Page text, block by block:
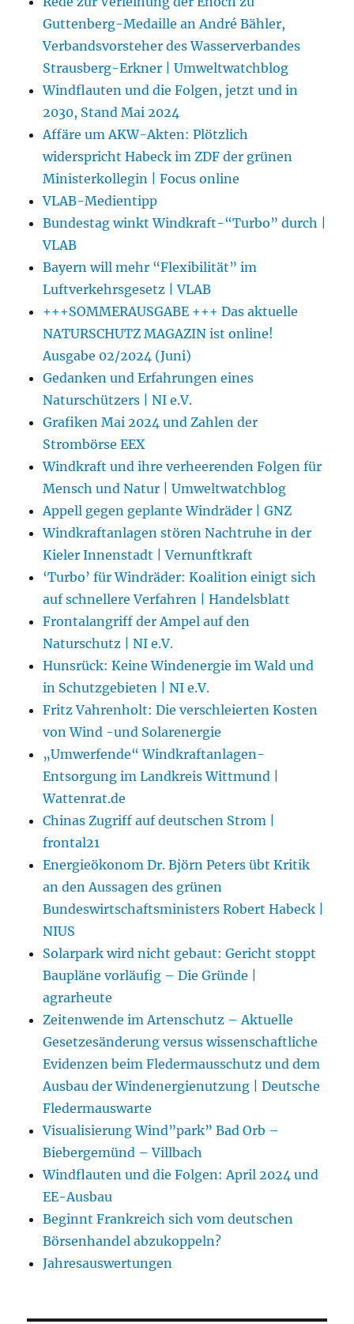
Guttenberg-Medaille an André Bähler,
Verbandsvorsteher des Wasserverbandes
Strausberg-Erkner | Umweltwatchblog
Windflauten und die Folgen, jetzt und in
2030, Stand Mai 2024
Affäre um AKW-Akten: Plötzlich
widerspricht Habeck im ZDF der grünen
Ministerkollegin | Focus online
VLAB-Medientipp
Bundestag winkt Windkraft-“Turbo” durch |
VLAB
Bayern will mehr “Flexibilität” im
Luftverkehrsgesetz | VLAB
+++SOMMERAUSGABE +++ Das aktuelle
NATURSCHUTZ MAGAZIN ist online!
Ausgabe 02/2024 (Juni)
Gedanken und Erfahrungen eines
Naturschützers | NI e.V.
Grafiken Mai 2024 und Zahlen der
Strombörse EEX
Windkraft und ihre verheerenden Folgen für
Mensch und Natur | Umweltwatchblog
Appell gegen geplante Windräder | GNZ
Windkraftanlagen stören Nachtruhe in der
Kieler Innenstadt | Vernunftkraft
‘Turbo’ für Windräder: Koalition einigt sich
auf schnellere Verfahren | Handelsblatt
Frontalangriff der Ampel auf den
Naturschutz | NI e.V.
Hunsrück: Keine Windenergie im Wald und
in Schutzgebieten | NI e.V.
Fritz Vahrenholt: Die verschleierten Kosten
von Wind -und Solarenergie
„Umwerfende“ Windkraftanlagen-
Entsorgung im Landkreis Wittmund |
Wattenrat.de
Chinas Zugriff auf deutschen Strom |
frontal21
Energieökonom Dr. Björn Peters übt Kritik
an den Aussagen des grünen
Bundeswirtschaftsministers Robert Habeck |
NIUS
Solarpark wird nicht gebaut: Gericht stoppt
Baupläne vorläufig – Die Gründe |
agrarheute
Zeitenwende im Artenschutz – Aktuelle
Gesetzesänderung versus wissenschaftliche
Evidenzen beim Fledermausschutz und dem
Ausbau der Windenergienutzung | Deutsche
Fledermauswarte
Visualisierung Wind”park” Bad Orb –
Biebergemünd – Villbach
Windflauten und die Folgen: April 2024 und
EE-Ausbau
Beginnt Frankreich sich vom deutschen
Börsenhandel abzukoppeln?
Jahresauswertungen